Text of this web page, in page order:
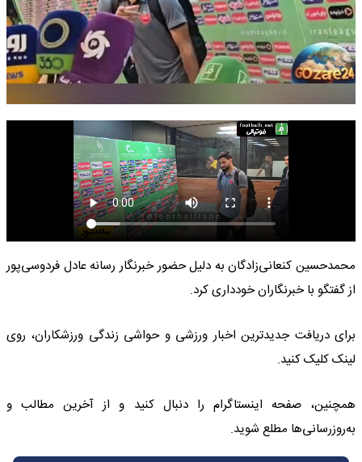
محمدحسین کنعانی‌زادگان به دلیل حضور خبرنگار رسانه عادل فردوسی‌پور
از گفتگو با خبرنگاران خودداری کرد.
برای دریافت جدیدترین اخبار ورزشی و حواشی زندگی ورزشکاران، روی
لینک کلیک کنید.
همچنین، صفحه اینستاگرام را دنبال کنید و از آخرین مطالب و
به‌روزرسانی‌ها مطلع شوید.